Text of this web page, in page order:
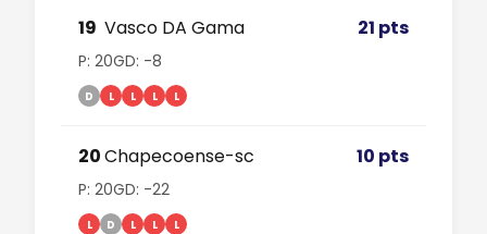
19 Vasco DA Gama 21 pts
P: 20GD: -8
D L L L L
20Chapecoense-sc 10 pts
P: 20GD: -22
L D L L L